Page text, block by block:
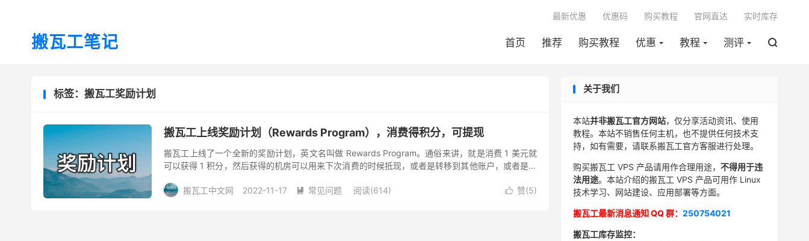
搬瓦工笔记 首页 推荐 购买教程 优惠 教程 测评 
最新优惠 优惠码 购买教程 官网直达 实时库存
标签：搬瓦工奖励计划
搬瓦工上线奖励计划（Rewards Program），消费得积分，可提现
搬瓦工上线了一个全新的奖励计划，英文名叫做 Rewards Program。通俗来讲，就是消费 1 美元就
可以获得 1 积分，然后获得的机房可以用来下次消费的时候抵现，或者是转移到其他账户，或者是可
搬瓦工中文网
2022-11-17  常见问题 阅读(614)  赞(5)
关于我们
本站并非搬瓦工官方网站，仅分享活动资讯、使用
教程。本站不销售任何主机，也不提供任何技术支
持，如有需要，请联系搬瓦工官方客服进行处理。
购买搬瓦工 VPS 产品请用作合理用途， 不得用于违
法用途。本站介绍的搬瓦工 VPS 产品可用作 Linux
技术学习、网站建设、应用部署等方面。
搬瓦工最新消息通知 QQ 群： 250754021
搬瓦工库存监控：